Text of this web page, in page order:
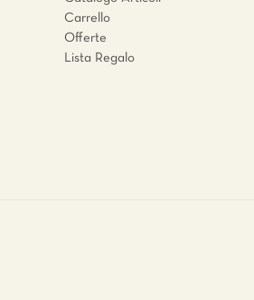
Carrello
Offerte
Lista Regalo